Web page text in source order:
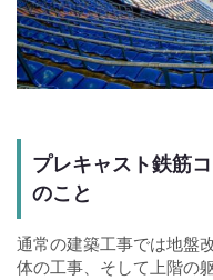
プレキャスト鉄筋
のこと
通常の建築工事では地盤
体の工事、そして上階の